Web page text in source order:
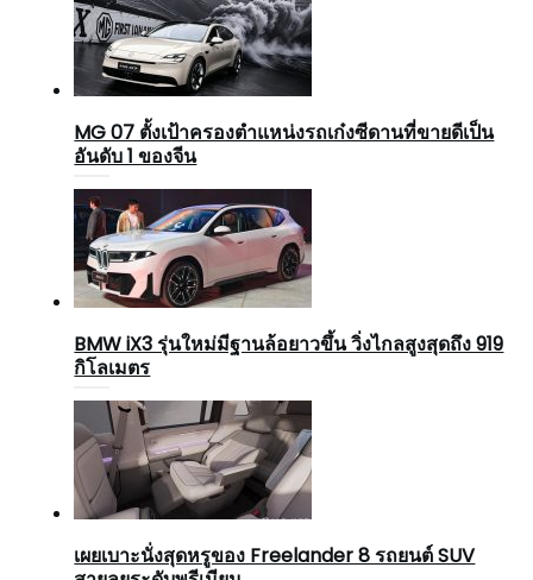
MG 07 ตั้งเป้าครองตำแหน่งรถเก๋งซีดานที่ขายดีเป็น
อันดับ 1 ของจีน
BMW iX3 รุ่นใหม่มีฐานล้อยาวขึ้น วิ่งไกลสูงสุดถึง 919
กิโลเมตร
เผยเบาะนั่งสุดหรูของ Freelander 8 รถยนต์ SUV